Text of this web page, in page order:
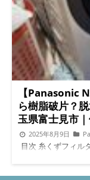
【Panasonic
ら樹脂破片？
玉県富士見市｜
2025年8月9日
目次 糸くずフィル